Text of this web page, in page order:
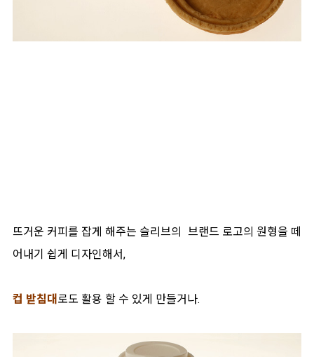
뜨거운 커피를 잡게 해주는 슬리브의 브랜드 로고의 원형을 떼
어내기 쉽게 디자인해서,
컵 받침대 로도 활용 할 수 있게 만들거나.